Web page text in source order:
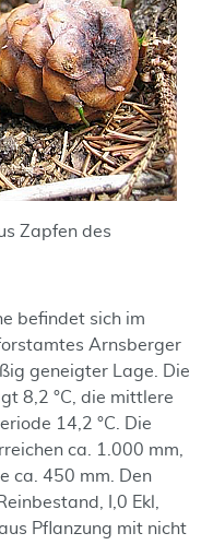
Zapfen des
befindet sich im
Arnsberger
geneigter Lage. Die
8,2 °C, die mittlere
14,2 °C. Die
ca. 1.000 mm,
ca. 450 mm. Den
I,0 Ekl,
Pflanzung mit nicht